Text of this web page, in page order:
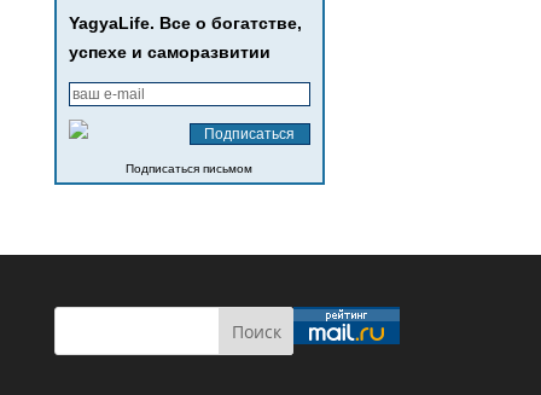
YagyaLife. Все о богатстве,
успехе и саморазвитии
Подписаться письмом